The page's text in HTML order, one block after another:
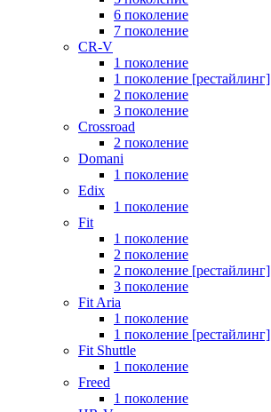
6 поколение
7 поколение
CR-V
1 поколение
1 поколение [рестайлинг]
2 поколение
3 поколение
Crossroad
2 поколение
Domani
1 поколение
Edix
1 поколение
Fit
1 поколение
2 поколение
2 поколение [рестайлинг]
3 поколение
Fit Aria
1 поколение
1 поколение [рестайлинг]
Fit Shuttle
1 поколение
Freed
1 поколение